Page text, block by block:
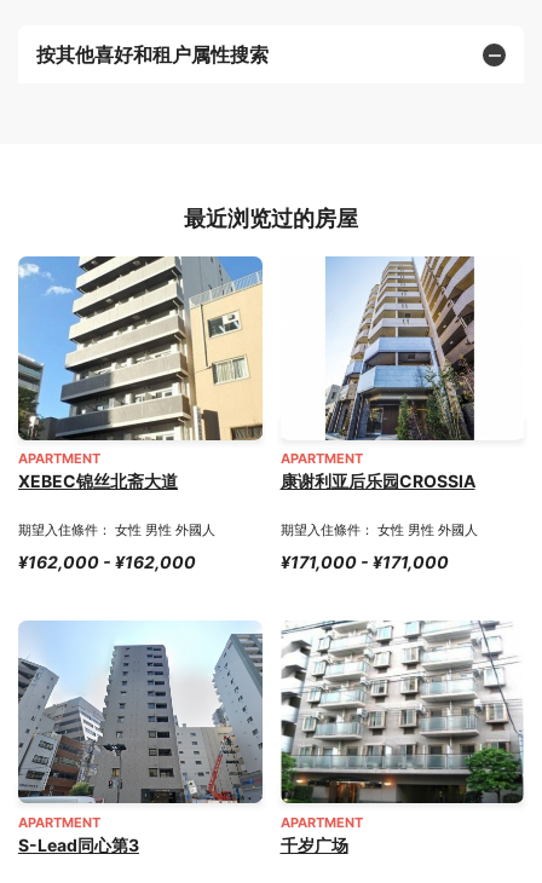
按其他喜好和租户属性搜索
最近浏览过的房屋
APARTMENT
XEBEC锦丝北斋大道
期望入住條件： 女性 男性 外國人
¥162,000 - ¥162,000
APARTMENT
康谢利亚后乐园CROSSIA
期望入住條件： 女性 男性 外國人
¥171,000 - ¥171,000
APARTMENT
S-Lead同心第3
APARTMENT
千岁广场